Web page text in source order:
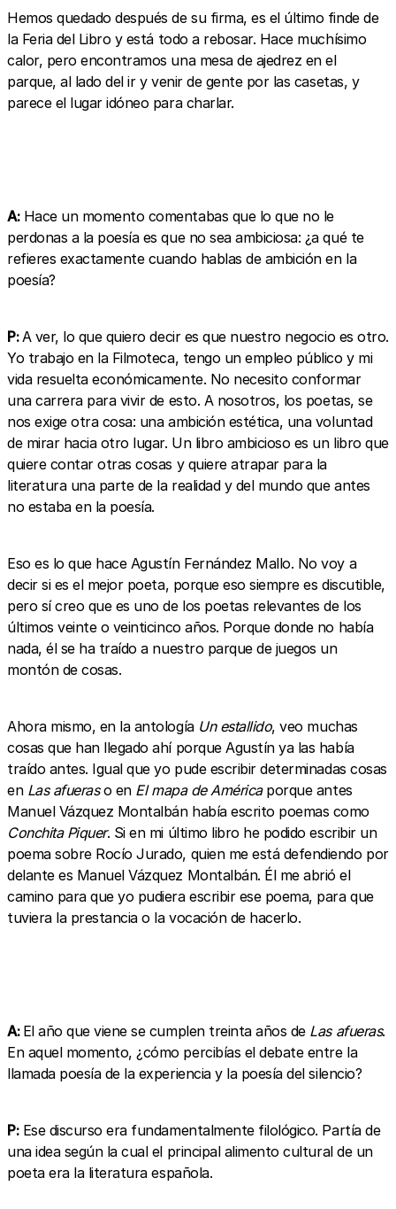
Hemos quedado después de su firma, es el último finde de
la Feria del Libro y está todo a rebosar. Hace muchísimo
calor, pero encontramos una mesa de ajedrez en el
parque, al lado del ir y venir de gente por las casetas, y
parece el lugar idóneo para charlar.
A:Hace un momento comentabas que lo que no le
perdonas a la poesía es que no sea ambiciosa: ¿a qué te
refieres exactamente cuando hablas de ambición en la
poesía?
P: A ver, lo que quiero decir es que nuestro negocio es otro.
Yo trabajo en la Filmoteca, tengo un empleo público y mi
vida resuelta económicamente. No necesito conformar
una carrera para vivir de esto. A nosotros, los poetas, se
nos exige otra cosa: una ambición estética, una voluntad
de mirar hacia otro lugar. Un libro ambicioso es un libro que
quiere contar otras cosas y quiere atrapar para la
literatura una parte de la realidad y del mundo que antes
no estaba en la poesía.
Eso es lo que hace Agustín Fernández Mallo. No voy a
decir si es el mejor poeta, porque eso siempre es discutible,
pero sí creo que es uno de los poetas relevantes de los
últimos veinte o veinticinco años. Porque donde no había
nada, él se ha traído a nuestro parque de juegos un
montón de cosas.
Ahora mismo, en la antología Un estallido, veo muchas
cosas que han llegado ahí porque Agustín ya las había
traído antes. Igual que yo pude escribir determinadas cosas
enLas afueraso en El mapa de Américaporque antes
Manuel Vázquez Montalbán había escrito poemas como
Conchita Piquer. Si en mi último libro he podido escribir un
poema sobre Rocío Jurado, quien me está defendiendo por
delante es Manuel Vázquez Montalbán. Él me abrió el
camino para que yo pudiera escribir ese poema, para que
tuviera la prestancia o la vocación de hacerlo.
A: El año que viene se cumplen treinta años de Las afueras.
En aquel momento, ¿cómo percibías el debate entre la
llamada poesía de la experiencia y la poesía del silencio?
P:Ese discurso era fundamentalmente filológico. Partía de
una idea según la cual el principal alimento cultural de un
poeta era la literatura española.